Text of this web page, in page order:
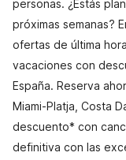
personas. ¿Estás
próximas semanas?
ofertas de última
vacaciones con
España. Reserva
Miami-Platja, Costa
descuento* con
definitiva con las